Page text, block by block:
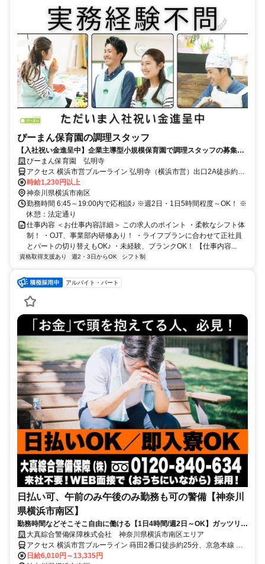
ぴーまん保育園の調理スタッフ
【入社祝い金進呈中】企業主導型小規模保育園で調理スタッフの募集で
す♪ぴーまん保育園 弘明寺
アクセス 横浜市営ブルーライン 弘明寺（横浜市営）出口2A徒歩約2
分、京急本線 弘明寺（京急線）東出口徒歩約8分、横浜市営ブルーラ
イン 蒔田2番口徒歩約14分 ブルーライン 弘明寺駅から徒歩で1分
時給1,230円以上
神奈川県横浜市南区
勤務時間 6:45～19:00内で応相談♪ ※週2日・1日5時間程度～OK！ ※
休憩：法定通り
仕事内容 ＜お仕事内容詳細＞ この求人のポイント ・柔軟なシフト体
制！ ・OJT、事業部内研修あり！ ・ライフプランに合わせて正社員
とパートの切り替えもOK♪ ・未経験、ブランクOK！ 【仕事内容...
資格取得支援あり 週2・3日からOK シフト制
アルバイト・パート
日払い可、午前のみ午後のみ勤務も可の警備【神奈川
県横浜市南区】
勤務時間などそこそこ自由に働ける【1日4時間/週2日～OK】ガッツリ稼
ぎたい方は8時間勤務もOK★
大真綜合警備保障株式会社 神奈川県横浜市南区エリア
アクセス 横浜市営ブルーライン 蒔田2番口徒歩約25分、京急本線 南
太田徒歩約32分、横浜市営ブルーライン 吉野町4番口徒歩約37分 神
日給6,010円～13,335円